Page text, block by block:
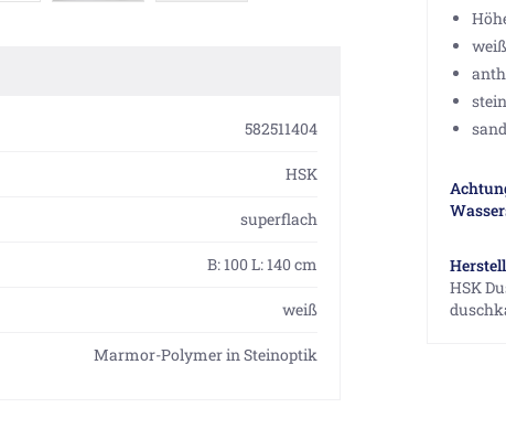
582511404
HSK
superflach
B: 100 L: 140 cm
weiß
Marmor-Polymer in Steinoptik
HSK